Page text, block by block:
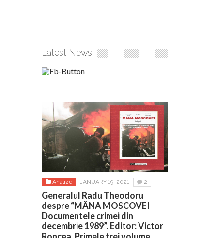
Latest News
Analize JANUARY 19, 2021 2
Generalul Radu Theodoru
despre “MÂNA MOSCOVEI –
Documentele crimei din
decembrie 1989”. Editor: Victor